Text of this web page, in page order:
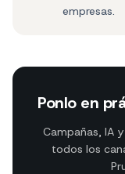
empresas.
Ponlo en
Campañas, IA
todos los